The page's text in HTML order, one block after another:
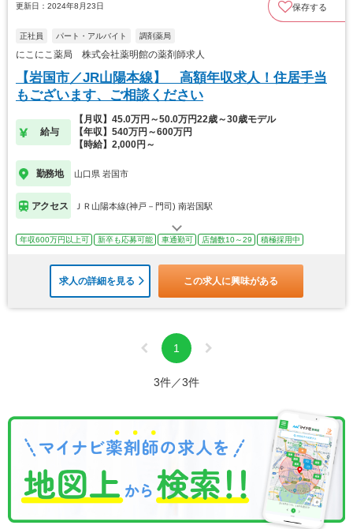
更新日：2024年8月23日 保存する
正社員 パート・アルバイト 調剤薬局
にこにこ薬局 株式会社薬明館の薬剤師求人
【岩国市／JR山陽本線】 高額年収求人！住居手当
もございます、ご相談ください
給与
【月収】45.0万円～50.0万円22歳～30歳モデル
【年収】540万円～600万円
【時給】2,000円～
勤務地 山口県 岩国市
アクセス ＪＲ山陽本線(神戸－門司) 南岩国駅
年収600万円以上可 新卒も応募可能 車通勤可 店舗数10～29 積極採用中
求人の詳細を見る この求人に興味がある
1
3件／3件